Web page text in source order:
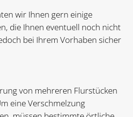
wir Ihnen gern einige
die Ihnen eventuell noch nicht
bei Ihrem Vorhaben sicher
von mehreren Flurstücken
eine Verschmelzung